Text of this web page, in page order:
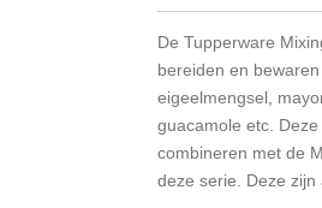
De Tupperware
bereiden en
eigeelmengsel,
guacamole etc.
combineren met de
deze serie. Deze zijn